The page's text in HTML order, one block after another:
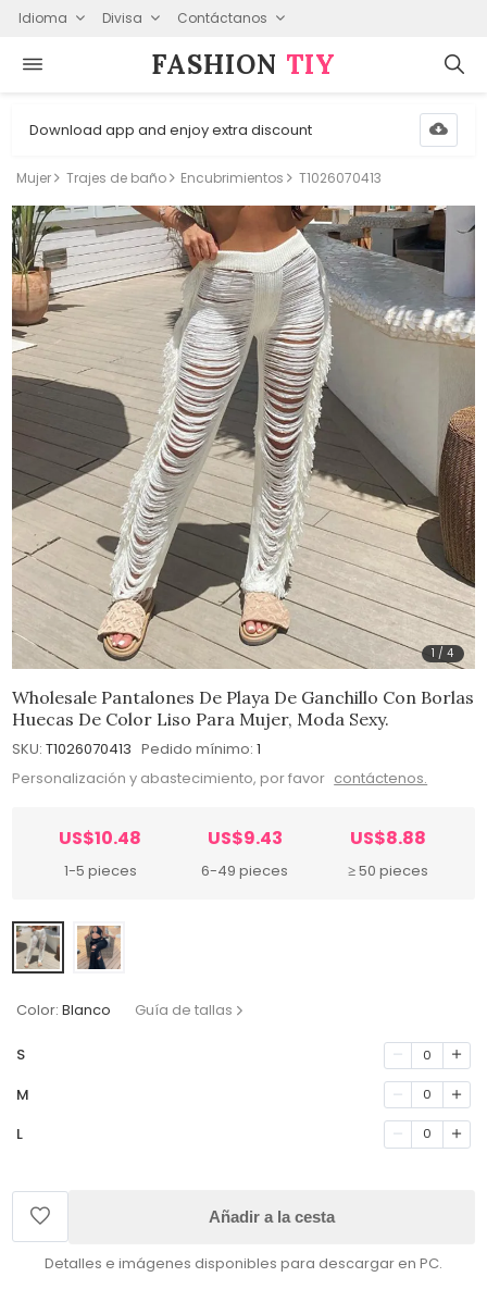
Idioma Divisa Contáctanos
FASHION⁠ TIY
Download app and enjoy extra discount
Mujer Trajes de baño Encubrimientos T1026070413
1 /4
Wholesale Pantalones De Playa De Ganchillo Con Borlas
Huecas De Color Liso Para Mujer, Moda Sexy.
SKU: T1026070413 Pedido mínimo: 1
Personalización y abastecimiento, por favor contáctenos.
US$10.48
1-5 pieces
US$9.43
6-49 pieces
US$8.88
≥ 50 pieces
Color: Blanco Guía de tallas
S 0
M 0
L 0
Añadir a la cesta
Detalles e imágenes disponibles para descargar en PC.